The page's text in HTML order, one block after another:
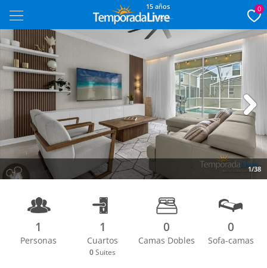
15 años 0
1/38
Next
1
Personas
1
Cuartos
0 Suites
0
Camas Dobles
0
Sofa-camas